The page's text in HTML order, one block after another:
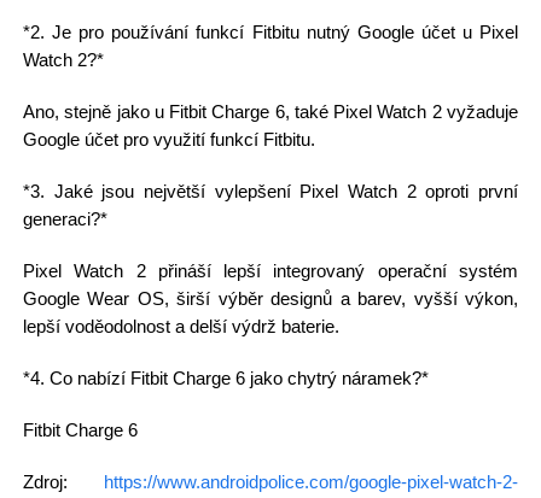
*2. Je pro používání funkcí Fitbitu nutný Google účet u Pixel
Watch 2?*
Ano, stejně jako u Fitbit Charge 6, také Pixel Watch 2 vyžaduje
Google účet pro využití funkcí Fitbitu.
*3. Jaké jsou největší vylepšení Pixel Watch 2 oproti první
generaci?*
Pixel Watch 2 přináší lepší integrovaný operační systém
Google Wear OS, širší výběr designů a barev, vyšší výkon,
lepší voděodolnost a delší výdrž baterie.
*4. Co nabízí Fitbit Charge 6 jako chytrý náramek?*
Fitbit Charge 6
Zdroj: https://www.androidpolice.com/google-pixel-watch-2-